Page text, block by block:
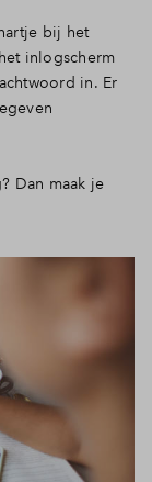
bij het
inlogscherm
in. Er
Dan maak je